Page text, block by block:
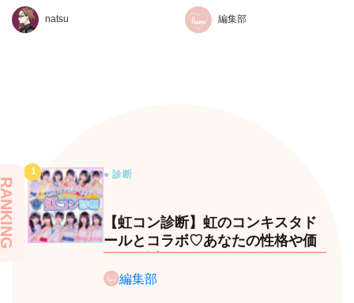
natsu 編集部
● 診断
【虹コン診断】虹のコンキスタド
ールとコラボ♡あなたの性格や価
値観に近いメンバーがわかる、
fasmeの新診断がスタート！
編集部